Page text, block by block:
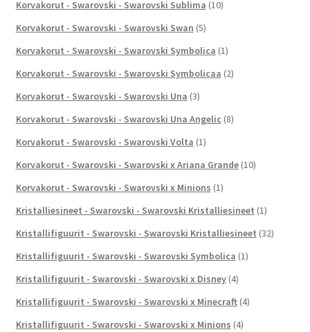
Korvakorut - Swarovski - Swarovski Sublima (10)
Korvakorut - Swarovski - Swarovski Swan (5)
Korvakorut - Swarovski - Swarovski Symbolica (1)
Korvakorut - Swarovski - Swarovski Symbolicaa (2)
Korvakorut - Swarovski - Swarovski Una (3)
Korvakorut - Swarovski - Swarovski Una Angelic (8)
Korvakorut - Swarovski - Swarovski Volta (1)
Korvakorut - Swarovski - Swarovski x Ariana Grande (10)
Korvakorut - Swarovski - Swarovski x Minions (1)
Kristalliesineet - Swarovski - Swarovski Kristalliesineet (1)
Kristallifiguurit - Swarovski - Swarovski Kristalliesineet (32)
Kristallifiguurit - Swarovski - Swarovski Symbolica (1)
Kristallifiguurit - Swarovski - Swarovski x Disney (4)
Kristallifiguurit - Swarovski - Swarovski x Minecraft (4)
Kristallifiguurit - Swarovski - Swarovski x Minions (4)